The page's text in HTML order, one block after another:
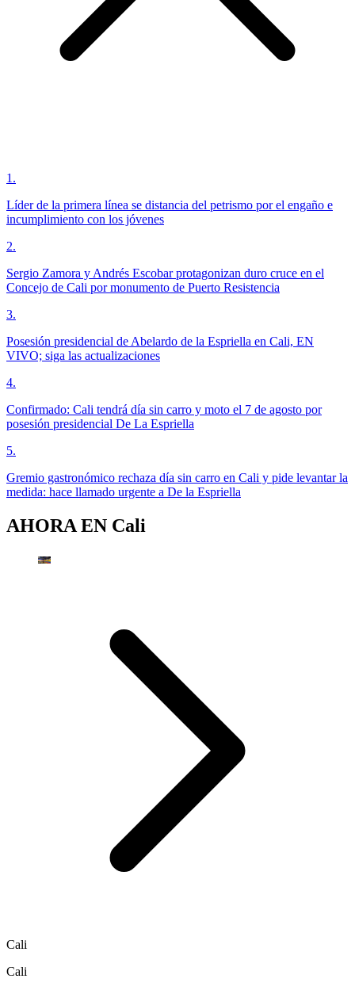
1 .
Líder de la primera línea se distancia del petrismo por el engaño e
incumplimiento con los jóvenes
2.
Sergio Zamora y Andrés Escobar protagonizan duro cruce en el
Concejo de Cali por monumento de Puerto Resistencia
3.
Posesión presidencial de Abelardo de la Espriella en Cali, EN
VIVO; siga las actualizaciones
4.
Confirmado: Cali tendrá día sin carro y moto el 7 de agosto por
posesión presidencial De La Espriella
5.
Gremio gastronómico rechaza día sin carro en Cali y pide levantar la
medida: hace llamado urgente a De la Espriella
AHORA EN Cali
Cali
Cali